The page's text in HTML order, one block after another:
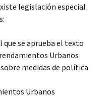
legislación especial
que se aprueba el texto
Urbanos
medidas de política
Urbanos